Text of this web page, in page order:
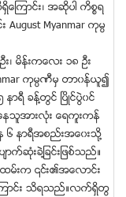
ၾကာင္း၊ အဆိုပါ ကိစၥရ
Myanmar ကုမၸ
း၊ မိန္းကေလး ၁၈ ဦး
ကုမၸဏီမွ တာ၀န္ယူ၍
ရီ ခန္႔တြင္ ၿပိဳင္ပဲြ၀င္
ေနသူအားလံုး ေရကူးကန္
၆ နာရီအစည္းအေ၀းသို႔
ဆံုးခဲ႔ျခင္းျဖစ္သည္။
န္ထမ္းက ၎၏အေလာင္း
ေၾကာင္း သိရသည္။လက္ရွိတြ